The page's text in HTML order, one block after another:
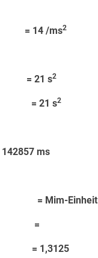
/ms2
s2
s2
ms
= Mim-Einheit
ms =
1,3125